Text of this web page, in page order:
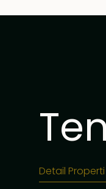
Detail Properti